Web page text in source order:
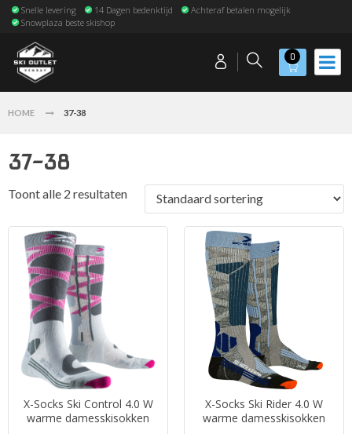
Snelle levering 14 Dagen bedenktijd
Achteraf betalen mogelijk
Snowplaza beste skishop
0
HOME 37-38
37-38
Toont alle 2 resultaten
X-Socks Ski Control 4.0 W
warme damesskisokken
X-Socks Ski Rider 4.0 W
warme damesskisokken